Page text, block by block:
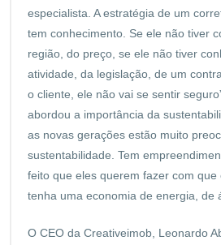
especialista. A estratégia de um
tem conhecimento. Se ele não tiver
região, do preço, se ele não tiver
atividade, da legislação, de um
o cliente, ele não vai se sentir
abordou a importância da
as novas gerações estão muito
sustentabilidade. Tem
feito que eles querem fazer com
tenha uma economia de energia, de
O CEO da Creativeimob, Leonardo